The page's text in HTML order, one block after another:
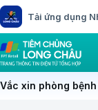
Tải ứng dụng
Vắc xin phòng bệnh